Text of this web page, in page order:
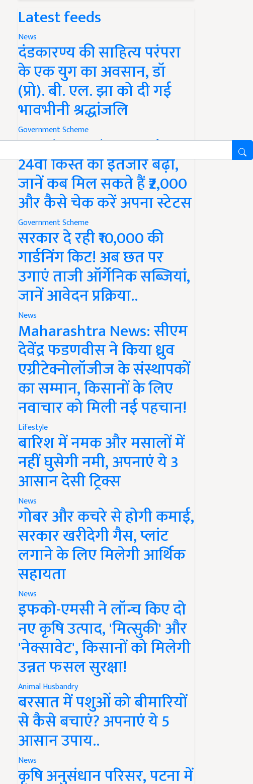
Latest feeds
News
दंडकारण्य की साहित्य परंपरा
के एक युग का अवसान, डॉ
(प्रो). बी. एल. झा को दी गई
भावभीनी श्रद्धांजलि
Government Scheme
PM Kisan Yojana Update:
24वीं किस्त का इंतजार बढ़ा,
जानें कब मिल सकते हैं ₹2,000
और कैसे चेक करें अपना स्टेटस
Government Scheme
सरकार दे रही ₹10,000 की
गार्डनिंग किट! अब छत पर
उगाएं ताजी ऑर्गेनिक सब्जियां,
जानें आवेदन प्रक्रिया..
News
Maharashtra News: सीएम
देवेंद्र फडणवीस ने किया ध्रुव
एग्रीटेक्नोलॉजीज के संस्थापकों
का सम्मान, किसानों के लिए
नवाचार को मिली नई पहचान!
Lifestyle
बारिश में नमक और मसालों में
नहीं घुसेगी नमी, अपनाएं ये 3
आसान देसी ट्रिक्स
News
गोबर और कचरे से होगी कमाई,
सरकार खरीदेगी गैस, प्लांट
लगाने के लिए मिलेगी आर्थिक
सहायता
News
इफको-एमसी ने लॉन्च किए दो
नए कृषि उत्पाद, 'मित्सुकी' और
'नेक्सावेट', किसानों को मिलेगी
उन्नत फसल सुरक्षा!
Animal Husbandry
बरसात में पशुओं को बीमारियों
से कैसे बचाएं? अपनाएं ये 5
आसान उपाय..
News
कृषि अनुसंधान परिसर, पटना में